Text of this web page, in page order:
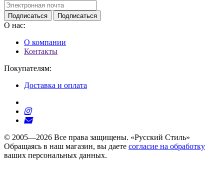
Подписаться Подписаться
О нас:
О компании
Контакты
Покупателям:
Доставка и оплата
© 2005—2026 Все права защищены. «Русский Стиль»
Обращаясь в наш магазин, вы даете согласие на обработку
ваших персональных данных.